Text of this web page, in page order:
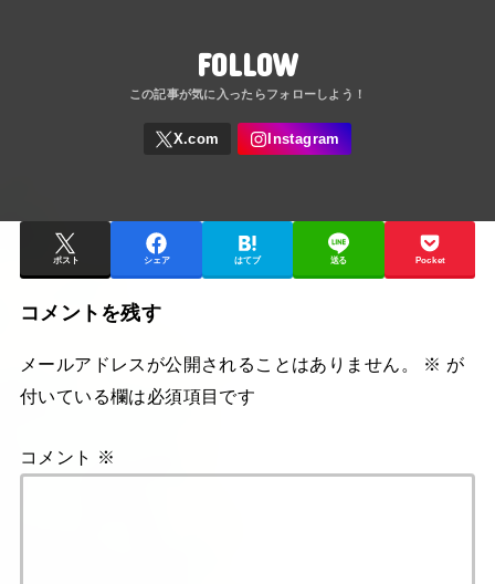
FOLLOW
ポスト シェア はてブ 送る Pocket
コメントを残す
メールアドレスが公開されることはありません。 ※ が
付いている欄は必須項目です
コメント ※